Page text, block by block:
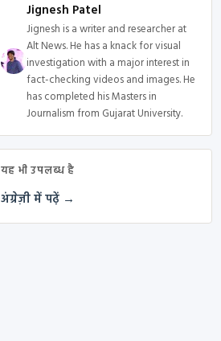
Jignesh Patel
Jignesh is a writer and researcher at
Alt News. He has a knack for visual
investigation with a major interest in
fact-checking videos and images. He
has completed his Masters in
Journalism from Gujarat University.
यह भी उपलब्ध है
अंग्रेज़ी में पढ़ें →